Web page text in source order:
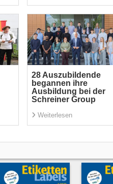
28 Auszubildende
begannen ihre
Ausbildung bei der
Schreiner Group
Weiterlesen